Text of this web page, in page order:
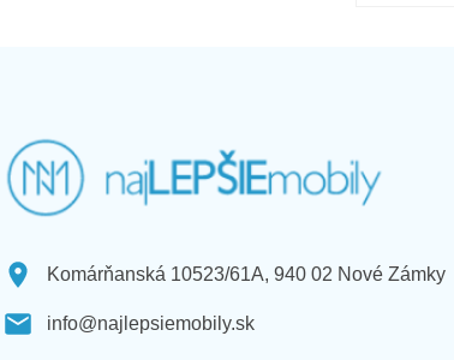
Komárňanská 10523/61A, 940 02 Nové Zámky
info@najlepsiemobily.sk